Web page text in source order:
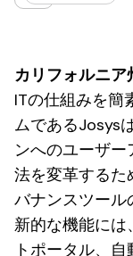
カリフォルニ
ITの仕組みを簡
ムであるJosys
ンへのユーザ
法を変革するた
バナンスツール
新的な機能には
トポータル、